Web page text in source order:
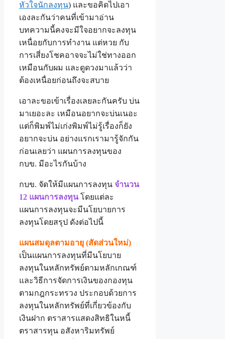
หัวใจนักลงทุน) และขอคิดไปเอา
เองละกันว่าคนที่เข้ามาอ่าน
บทความนี้คงจะมีใจอยากจะลงทุน
เหนื่อยกับการทำงาน แต่หวย กับ
การเสี่ยงโชคอาจจะไม่ใช่ทางออก
เหมือนกับผม และดูดวงมาแล้วว่า
ต้องเหนื่อยก่อนถึงจะสบาย
เอาละขอเข้าเรื่องเลยละกันครับ บ่น
มาเยอะละ เหมือนอยากจะบ่นเนอะ
แต่ก็พิมพ์ไม่เก่งพิมพ์ไม่รู้เรื่องก็ยัง
อยากจะบ่น อย่างแรกเรามารู้จักกัน
ก่อนเลยว่า แผนการลงทุนของ
กบข. มีอะไรกันบ้าง
กบข. จัดให้มีแผนการลงทุน จำนวน
12 แผนการลงทุนโดยแต่ละ
แผนการลงทุนจะมีนโยบายการ
ลงทุนโดยสรุป ดังต่อไปนี้
แผนสมดุลตามอายุ (สัดส่วนใหม่)
เป็นแผนการลงทุนที่มีนโยบาย
ลงทุนในหลักทรัพย์ตามหลักเกณฑ์
และวิธีการจัดการเงินของกองทุน
ตามกฎกระทรวง ประกอบด้วยการ
ลงทุนในหลักทรัพย์ที่เกี่ยวข้องกับ
เงินฝาก ตราสารแสดงสิทธิในหนี้
ตราสารทุน อสังหาริมทรัพย์